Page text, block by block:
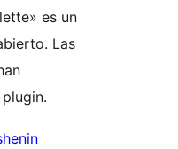
es un
Las